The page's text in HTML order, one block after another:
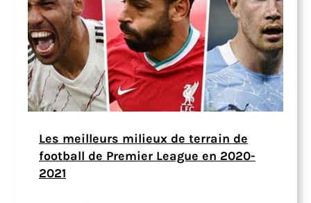
Les meilleurs milieux de terrain de
football de Premier League en 2020-
2021